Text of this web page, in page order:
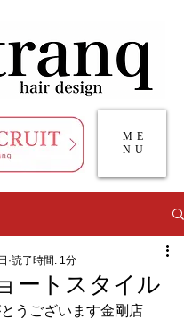
ME
NU
ートスタイル
読了時間: 1分
うございます金剛店